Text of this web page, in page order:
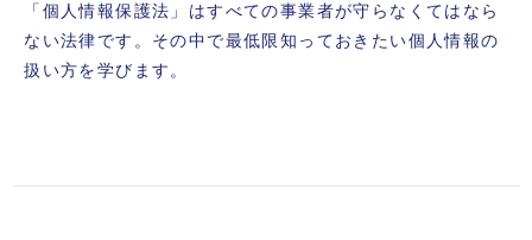
「個人情報保護法」はすべての事業者が守らなくてはなら
ない法律です。その中で最低限知っておきたい個人情報の
扱い方を学びます。